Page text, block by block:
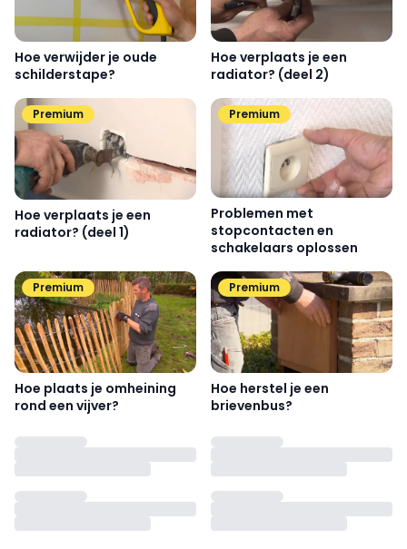
Hoe verwijder je oude
schilderstape?
Hoe verplaats je een
radiator? (deel 2)
Premium
Hoe verplaats je een
radiator? (deel 1)
Premium
Problemen met
stopcontacten en
schakelaars oplossen
Premium
Hoe plaats je omheining
rond een vijver?
Premium
Hoe herstel je een
brievenbus?